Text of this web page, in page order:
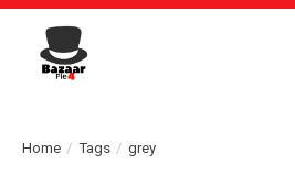
Home / Tags / grey